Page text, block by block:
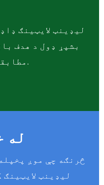
لیډینټ لایټینګ
بشپړ ډول د هدف
مطابقت لري او سند ترلاسه کوي.
له
څرنګه چې موږ
لیډینټ